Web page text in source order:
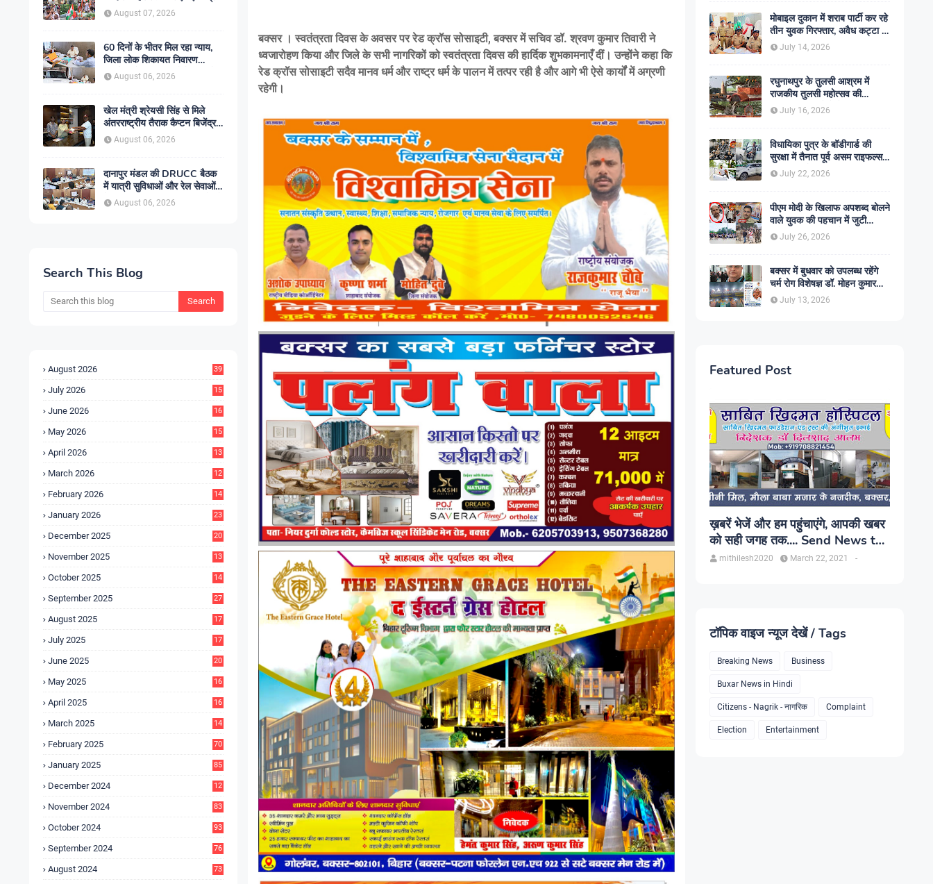
जिलाध्यक्ष पंकज उपाध्याय , पुलिस
कार्रवाई पर भड़के पूर्व विधायक मुना
August 07, 2026
60 दिनों के भीतर मिल रहा न्याय,
जिला लोक शिकायत निवारण
कार्यालय में बढ़ा आम लोगों का भरोसा
August 06, 2026
खेल मंत्री श्रेयसी सिंह से मिले
अंतरराष्ट्रीय तैराक कैप्टन बिजेंद्र
सिंह, गोकुल जलाशय में तैराकी
प्रशिक्षण केंद्र शुरू करने की उठाई
August 06, 2026
दानापुर मंडल की DRUCC बैठक
में यात्री सुविधाओं और रेल सेवाओं
के विस्तार पर मंथन, अधिकारियों को
दिए गए आवश्यक निर्देश
August 06, 2026
Search This Blog
August 2026 39
July 2026
15
June 2026
16
May 2026
15
April 2026
13
March 2026
12
February 2026
14
January 2026
23
December 2025
20
November 2025
13
October 2025
14
September 2025
27
August 2025
17
July 2025
17
June 2025
20
May 2025
16
April 2025
16
March 2025
14
February 2025 70
January 2025 85
December 2024
12
November 2024 83
October 2024 93
September 2024 76
August 2024 73
बक्सर । स्वतंत्रता दिवस के अवसर पर रेड क्रॉस सोसाइटी, बक्सर में सचिव डॉ. श्रवण कुमार तिवारी ने
ध्वजारोहण किया और जिले के सभी नागरिकों को स्वतंत्रता दिवस की हार्दिक शुभकामनाएँ दीं। उन्होंने कहा कि
रेड क्रॉस सोसाइटी सदैव मानव धर्म और राष्ट्र धर्म के पालन में तत्पर रही है और आगे भी ऐसे कार्यों में अग्रणी
रहेगी।
मोबाइल दुकान में शराब पार्टी कर रहे
तीन युवक गिरफ्तार, अवैध कट्टा व
कारतूस बरामद
July 14, 2026
रघुनाथपुर के तुलसी आश्रम में
राजकीय तुलसी महोत्सव की
अनुशंसा, बीडीओ ने भेजी
सकारात्मक रिपोर्ट
July 16, 2026
विधायिका पुत्र के बॉडीगार्ड की
सुरक्षा में तैनात पूर्व असम राइफल्स
जवान की गोली मारकर हत्या,
सहकर्मी अंगरक्षक गिरफ्तार
July 22, 2026
पीएम मोदी के खिलाफ अपशब्द बोलने
वाले युवक की पहचान में जुटी
पुलिस, बक्सर एसपी ने दिए सख्त
कार्रवाई के संकेत
July 26, 2026
बक्सर में बुधवार को उपलब्ध रहेंगे
चर्म रोग विशेषज्ञ डॉ. मोहन कुमार
सिंह, प्रकाश यूरो क्लिनिक में होगा
परामर्श
July 13, 2026
Featured Post
ख़बरें भेजें और हम पहुंचाएंगे, आपकी खबर
को सही जगह तक.... Send News to
us!mithilesh2020 -
March 22, 2021
टॉपिक वाइज न्यूज देखें / Tags
Breaking News Business
Buxar News in Hindi
Citizens - Nagrik - नागरिक Complaint
Election Entertainment